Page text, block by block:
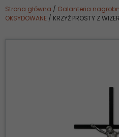
Strona główna / Galanteria
OKSYDOWANE / KRZYŻ PROSTY Z